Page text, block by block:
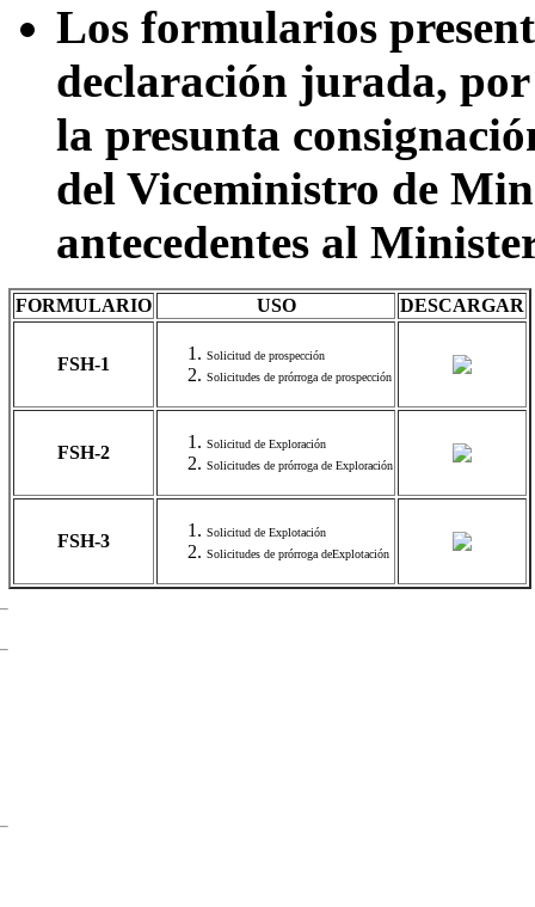
Los formularios
declaración jurada, por
la presunta
del Viceministro de
antecedentes al
FORMULARIO USO DESCARGAR
FSH-1
Solicitud de prospección
Solicitudes de prórroga de prospección
FSH-2
Solicitud de Exploración
Solicitudes de prórroga de Exploración
FSH-3
Solicitud de Explotación
Solicitudes de prórroga deExplotación